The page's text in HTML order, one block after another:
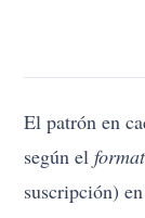
El patrón en
según el
suscripción)